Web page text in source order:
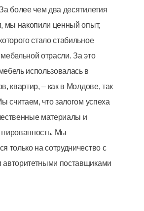
более чем два десятилетия
мы накопили ценный опыт,
стало стабильное
отрасли. За это
использовалась в
квартир, – как в Молдове, так
считаем, что залогом успеха
материалы и
Мы
только на сотрудничество с
поставщиками